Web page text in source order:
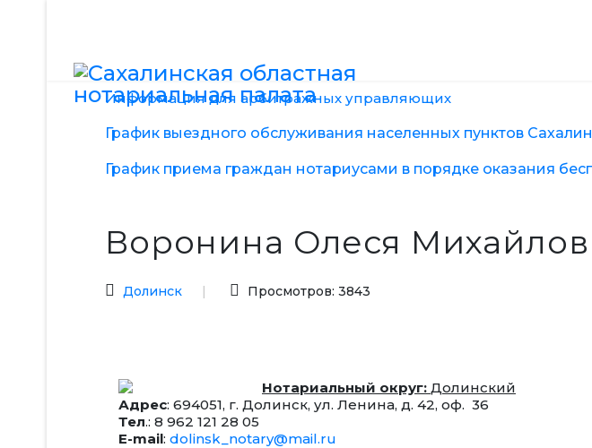
Информация для арбитражных управляющих
График выездного обслуживания населенных пунктов
График приема граждан нотариусами в порядке оказания
Воронина Олеся
Долинск Просмотров: 3843
Нотариальный округ: Долинский
Адрес: 694051, г. Долинск, ул. Ленина, д. 42, оф. 36
Тел.: 8 962 121 28 05
E-mail: dolinsk_notary@mail.ru